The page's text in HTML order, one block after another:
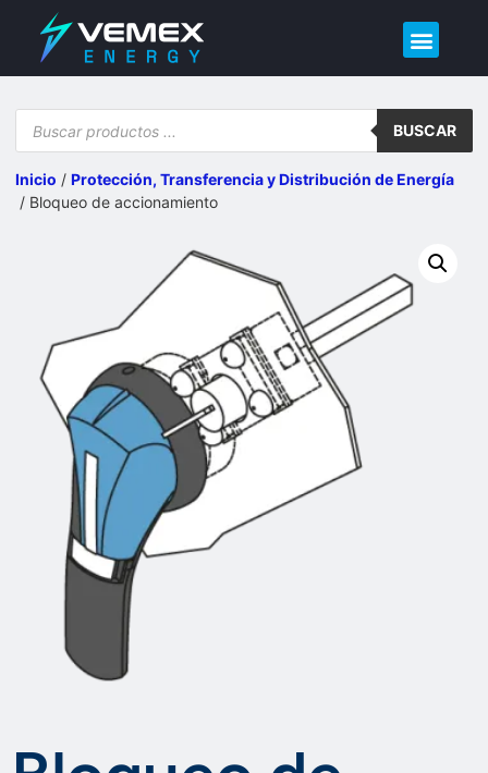
BUSCAR
Inicio / Protección, Transferencia y Distribución de Energía​
/ Bloqueo de accionamiento